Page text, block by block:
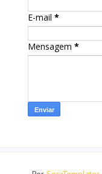
E-mail*
Mensagem*